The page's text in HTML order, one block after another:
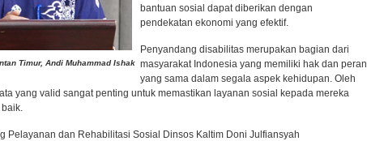
Timur, Andi Muhammad Ishak
bantuan sosial dapat diberikan dengan
pendekatan ekonomi yang efektif.
Penyandang disabilitas merupakan bagian dari
masyarakat Indonesia yang memiliki hak dan peran
yang sama dalam segala aspek kehidupan. Oleh
yang valid sangat penting untuk memastikan layanan sosial kepada mereka
Pelayanan dan Rehabilitasi Sosial Dinsos Kaltim Doni Julfiansyah